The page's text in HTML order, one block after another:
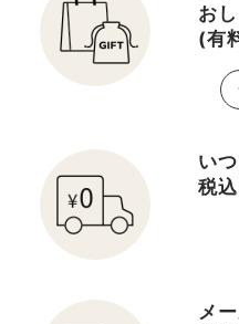
お
(有
い
税
メ